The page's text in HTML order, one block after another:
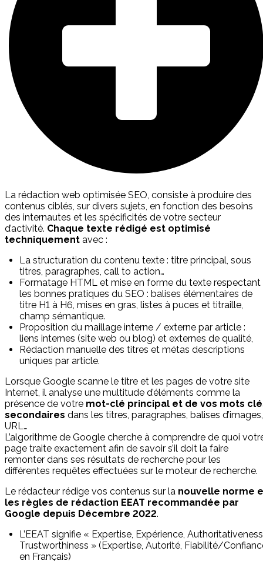
La rédaction web optimisée SEO, consiste à produire des
contenus ciblés, sur divers sujets, en fonction des besoins
des internautes et les spécificités de votre secteur
d’activité. Chaque texte rédigé est optimisé
techniquement avec :
La structuration du contenu texte : titre principal, sous
titres, paragraphes, call to action…
Formatage HTML et mise en forme du texte respectant
les bonnes pratiques du SEO : balises élémentaires de
titre H1 à H6, mises en gras, listes à puces et titraille,
champ sémantique.
Proposition du maillage interne / externe par article :
liens internes (site web ou blog) et externes de qualité,
Rédaction manuelle des titres et métas descriptions
uniques par article.
Lorsque Google scanne le titre et les pages de votre site
Internet, il analyse une multitude d’éléments comme la
présence de votre mot-clé principal et de vos mots
secondaires dans les titres, paragraphes, balises d’images,
URL…
L’algorithme de Google cherche à comprendre de quoi
page traite exactement afin de savoir s’il doit la faire
remonter dans ses résultats de recherche pour les
différentes requêtes effectuées sur le moteur de recherche.
Le rédacteur rédige vos contenus sur la nouvelle norme
les règles de rédaction EEAT recommandée par
Google depuis Décembre 2022.
L’EEAT signifie « Expertise, Expérience,
Trustworthiness » (Expertise, Autorité, Fiabilité/
en Français)